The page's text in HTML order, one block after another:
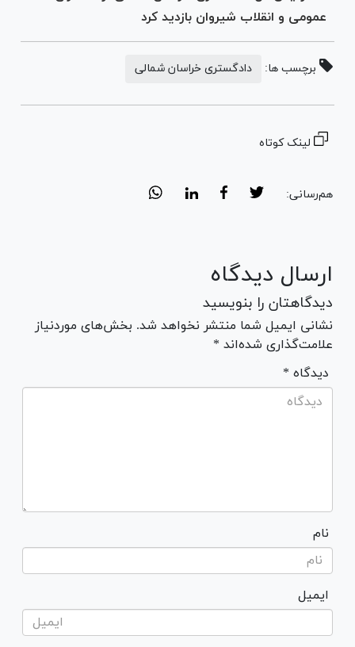
عمومی و انقلاب شیروان بازدید کرد
برچسب ها: دادگستری خراسان شمالی
لینک کوتاه
هم‌رسانی:
ارسال دیدگاه
دیدگاهتان را بنویسید
نشانی ایمیل شما منتشر نخواهد شد. بخش‌های موردنیاز
علامت‌گذاری شده‌اند *
* دیدگاه
نام
ایمیل